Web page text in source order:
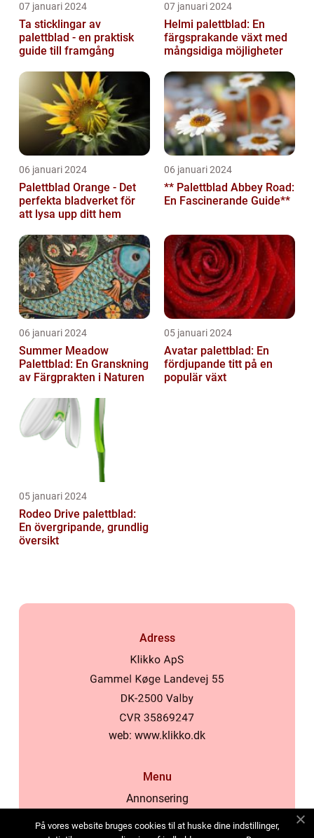
07 januari 2024
Ta sticklingar av
palettblad - en praktisk
guide till framgång
07 januari 2024
Helmi palettblad: En
färgsprakande växt med
mångsidiga möjligheter
06 januari 2024
Palettblad Orange - Det
perfekta bladverket för
att lysa upp ditt hem
06 januari 2024
** Palettblad Abbey Road:
En Fascinerande Guide**
06 januari 2024
Summer Meadow
Palettblad: En Granskning
av Färgprakten i Naturen
05 januari 2024
Avatar palettblad: En
fördjupande titt på en
populär växt
05 januari 2024
Rodeo Drive palettblad:
En övergripande, grundlig
översikt
Adress
web: www.klikko.dk
Menu
Annonsering
På vores website bruges cookies til at huske dine indstillinger,